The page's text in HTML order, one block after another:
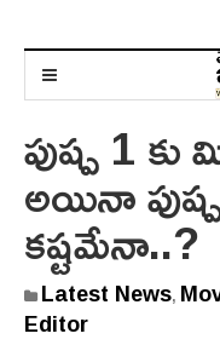
పుష్ప 1 కు
అయినా
క‌ష్ట‌మేనా..?
Latest News,
Editor